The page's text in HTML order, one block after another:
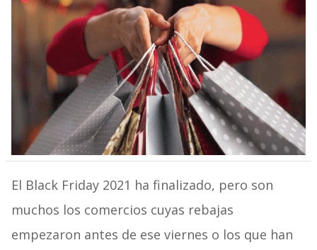
El Black Friday 2021 ha finalizado, pero son
muchos los comercios cuyas rebajas
empezaron antes de ese viernes o los que han